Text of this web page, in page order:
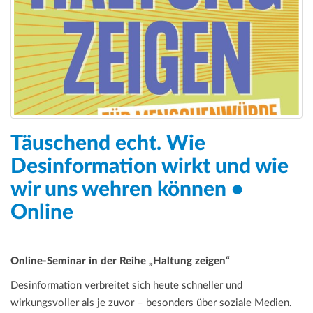
a
t
i
o
n
Täuschend echt. Wie
Desinformation wirkt und wie
wir uns wehren können •
Online
Online-Seminar in der Reihe „Haltung zeigen“
Desinformation verbreitet sich heute schneller und
wirkungsvoller als je zuvor – besonders über soziale Medien.